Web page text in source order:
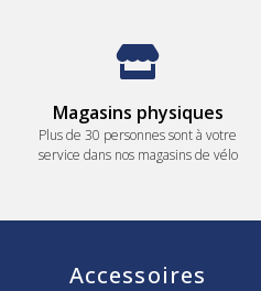
Magasins physiques
Plus de 30 personnes sont à votre
service dans nos magasins de vélo
Accessoires